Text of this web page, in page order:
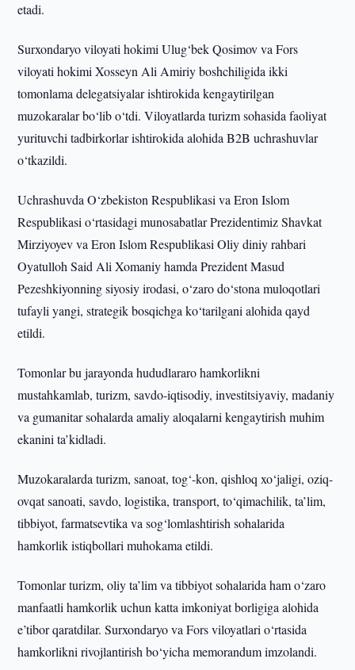
etadi.
Surxondaryo viloyati hokimi Ulug‘bek Qosimov va Fors
viloyati hokimi Xosseyn Ali Amiriy boshchiligida ikki
tomonlama delegatsiyalar ishtirokida kengaytirilgan
muzokaralar bo‘lib o‘tdi. Viloyatlarda turizm sohasida faoliyat
yurituvchi tadbirkorlar ishtirokida alohida B2B uchrashuvlar
o‘tkazildi.
Uchrashuvda O‘zbekiston Respublikasi va Eron Islom
Respublikasi o‘rtasidagi munosabatlar Prezidentimiz Shavkat
Mirziyoyev va Eron Islom Respublikasi Oliy diniy rahbari
Oyatulloh Said Ali Xomaniy hamda Prezident Masud
Pezeshkiyonning siyosiy irodasi, o‘zaro do‘stona muloqotlari
tufayli yangi, strategik bosqichga ko‘tarilgani alohida qayd
etildi.
Tomonlar bu jarayonda hududlararo hamkorlikni
mustahkamlab, turizm, savdo-iqtisodiy, investitsiyaviy, madaniy
va gumanitar sohalarda amaliy aloqalarni kengaytirish muhim
ekanini ta’kidladi.
Muzokaralarda turizm, sanoat, tog‘-kon, qishloq xo‘jaligi, oziq-
ovqat sanoati, savdo, logistika, transport, to‘qimachilik, ta’lim,
tibbiyot, farmatsevtika va sog‘lomlashtirish sohalarida
hamkorlik istiqbollari muhokama etildi.
Tomonlar turizm, oliy ta’lim va tibbiyot sohalarida ham o‘zaro
manfaatli hamkorlik uchun katta imkoniyat borligiga alohida
e’tibor qaratdilar. Surxondaryo va Fors viloyatlari o‘rtasida
hamkorlikni rivojlantirish bo‘yicha memorandum imzolandi.